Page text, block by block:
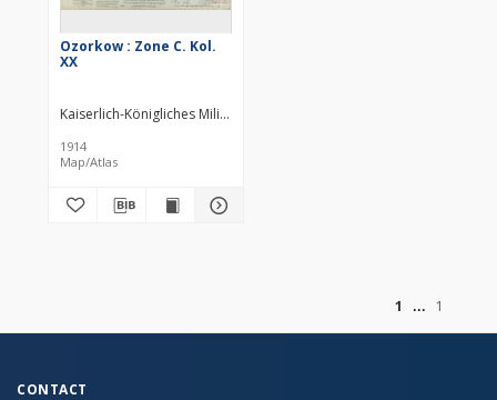
Ozorkow : Zone C. Kol.
XX
Kaiserlich-Königliches Militär-Geographisches Institut (Wiedeń).
1914
Map/Atlas
1
1
CONTACT